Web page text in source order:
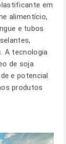
em
alimentício,
e tubos
A tecnologia
de soja
e potencial
produtos